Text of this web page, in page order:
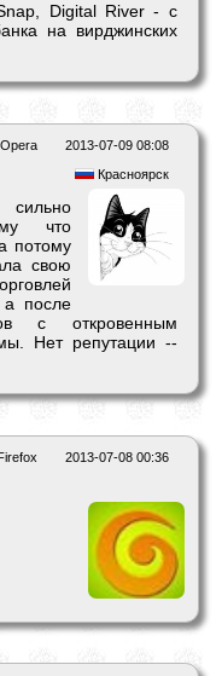
Digital River - с
на вирджинских
2013-07-09 08:08
Красноярск
что
потому
свою
а после
с откровенным
Нет репутации --
2013-07-08 00:36